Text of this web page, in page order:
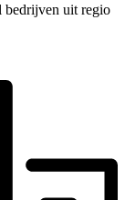
bedrijven uit regio